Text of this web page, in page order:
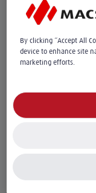
By clicking “Accept All
device to enhance site
marketing efforts.